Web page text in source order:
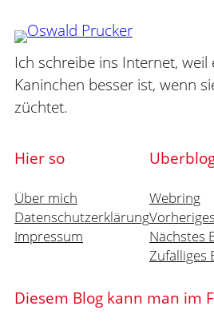
Ich schreibe ins Internet, weil
Kaninchen besser ist, wenn
züchtet.
Hier so
Über mich
Datenschutzerklärung
Impressum
Webring
Nächstes
Zufälliges
Diesem Blog kann man im